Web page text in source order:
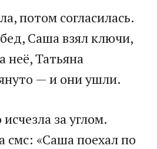
потом согласилась.
Саша взял ключи,
неё, Татьяна
— и они ушли.
за углом.
смс: «Саша поехал по